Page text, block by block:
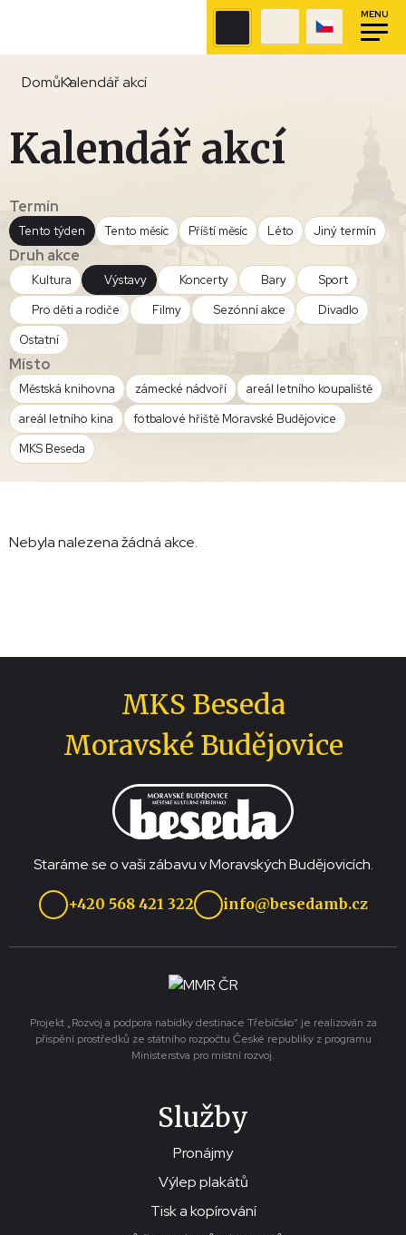
MENU
DomůKalendář akcí
Kalendář akcí
Termín
Tento týden Tento měsíc Příští měsíc Léto Jiný termín
Druh akce
Kultura Výstavy Koncerty Bary
Sport
Pro děti a rodiče
Filmy Sezónní akce
Divadlo
Ostatní
Místo
Městská knihovna zámecké nádvoří
areál letního koupaliště
areál letního kina
fotbalové hřiště Moravské Budějovice
MKS Beseda
Nebyla nalezena žádná akce.
MKS Beseda
Moravské Budějovice
Staráme se o vaši zábavu v Moravských Budějovicích.
+420 568 421 322 info@besedamb.cz
Projekt „Rozvoj a podpora nabídky destinace Třebíčsko“ je realizován za
přispění prostředků ze státního rozpočtu České republiky z programu
Ministerstva pro místní rozvoj.
Služby
Pronájmy
Výlep plakátů
Tisk a kopírování